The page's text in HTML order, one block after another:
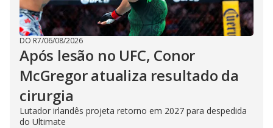
DO R7/06/08/2026
Após lesão no UFC, Conor
McGregor atualiza resultado da
cirurgia
Lutador irlandês projeta retorno em 2027 para despedida
do Ultimate